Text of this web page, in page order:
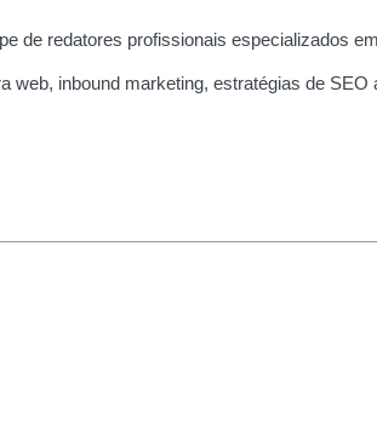
de redatores profissionais especializados
web, inbound marketing, estratégias de SEO